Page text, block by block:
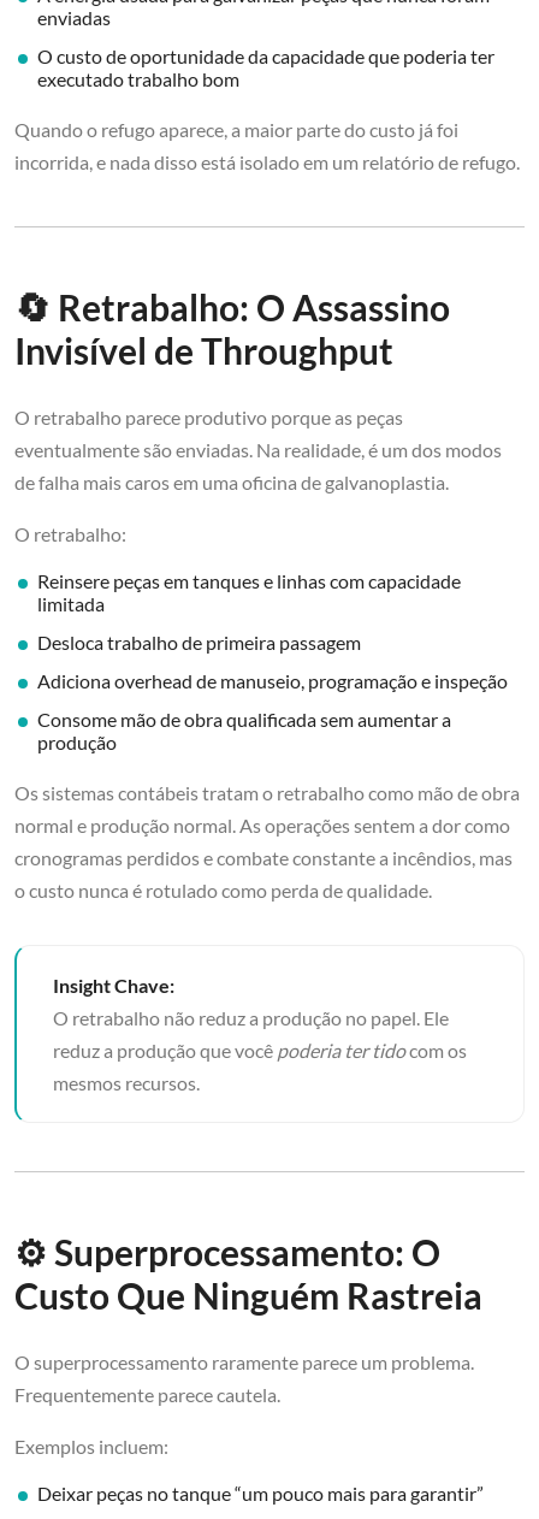
enviadas
O custo de oportunidade da capacidade que poderia ter
executado trabalho bom
Quando o refugo aparece, a maior parte do custo já foi
incorrida, e nada disso está isolado em um relatório de refugo.
🔄 Retrabalho: O Assassino
Invisível de Throughput
O retrabalho parece produtivo porque as peças
eventualmente são enviadas. Na realidade, é um dos modos
de falha mais caros em uma oficina de galvanoplastia.
O retrabalho:
Reinsere peças em tanques e linhas com capacidade
limitada
Desloca trabalho de primeira passagem
Adiciona overhead de manuseio, programação e inspeção
Consome mão de obra qualificada sem aumentar a
produção
Os sistemas contábeis tratam o retrabalho como mão de obra
normal e produção normal. As operações sentem a dor como
cronogramas perdidos e combate constante a incêndios, mas
o custo nunca é rotulado como perda de qualidade.
Insight Chave:
O retrabalho não reduz a produção no papel. Ele
reduz a produção que você poderia ter tidocom os
mesmos recursos.
⚙️ Superprocessamento: O
Custo Que Ninguém Rastreia
O superprocessamento raramente parece um problema.
Frequentemente parece cautela.
Exemplos incluem:
Deixar peças no tanque “um pouco mais para garantir”